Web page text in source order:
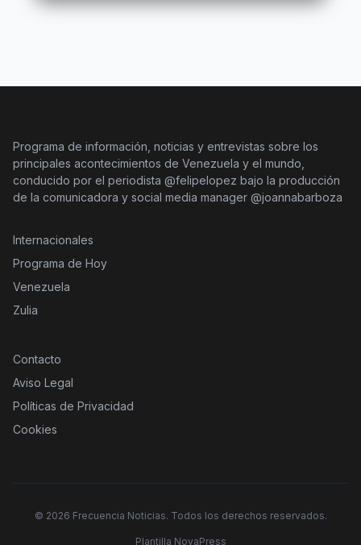
Programa de información, noticias y entrevistas sobre los
principales acontecimientos de Venezuela y el mundo,
conducido por el periodista @felipelopez bajo la producción
de la comunicadora y social media manager @joannabarboza
Internacionales
Programa de Hoy
Venezuela
Zulia
Contacto
Aviso Legal
Políticas de Privacidad
Cookies
© 2026 Frecuencia Noticias. Todos los derechos reservados.
Plantilla NovaPress